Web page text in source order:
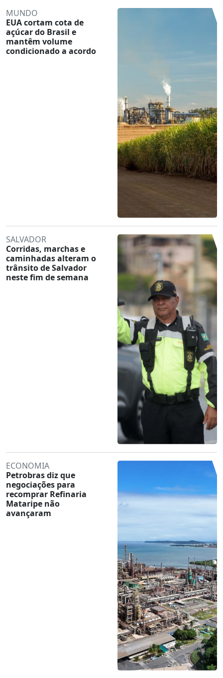
MUNDO
EUA cortam cota de
açúcar do Brasil e
mantêm volume
condicionado a acordo
SALVADOR
Corridas, marchas e
caminhadas alteram o
trânsito de Salvador
neste fim de semana
ECONOMIA
Petrobras diz que
negociações para
recomprar Refinaria
Mataripe não
avançaram